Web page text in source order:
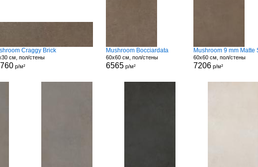
Craggy Brick
см, пол/стены
р/м²
Mushroom Bocciardata
60x60 см, пол/стены
6565 р/м²
Mushroom 9 mm Matte
60x60 см, пол/стены
7206р/м²